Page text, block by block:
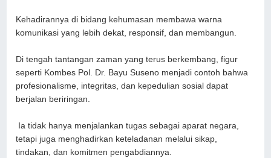
Kehadirannya di bidang kehumasan membawa warna
komunikasi yang lebih dekat, responsif, dan membangun.
Di tengah tantangan zaman yang terus berkembang, figur
seperti Kombes Pol. Dr. Bayu Suseno menjadi contoh bahwa
profesionalisme, integritas, dan kepedulian sosial dapat
berjalan beriringan.
Ia tidak hanya menjalankan tugas sebagai aparat negara,
tetapi juga menghadirkan keteladanan melalui sikap,
tindakan, dan komitmen pengabdiannya.